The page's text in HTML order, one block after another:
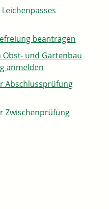
beantragen
und Gartenbau
anmelden
Abschlussprüfung
Zwischenprüfung